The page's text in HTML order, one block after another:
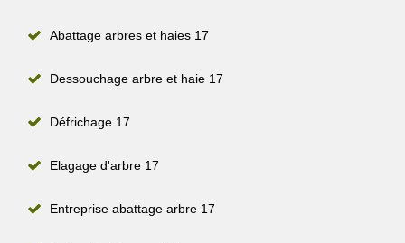
Abattage arbres et haies 17
Dessouchage arbre et haie 17
Défrichage 17
Elagage d'arbre 17
Entreprise abattage arbre 17